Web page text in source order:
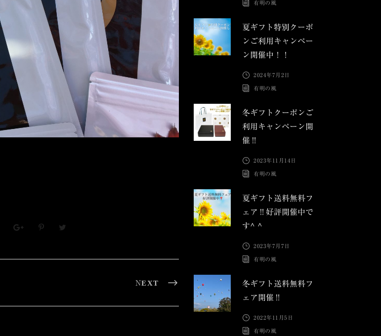
NEXT
有明の風
夏ギフト特別クーポ
ンご利用キャンペー
ン開催中！！
2024年7月2日
有明の風
冬ギフトクーポンご
利用キャンペーン開
催‼︎
2023年11月14日
有明の風
夏ギフト送料無料フ
ェア‼︎好評開催中で
す^ ^
2023年7月7日
有明の風
冬ギフト送料無料フ
ェア開催‼︎
2022年11月5日
有明の風